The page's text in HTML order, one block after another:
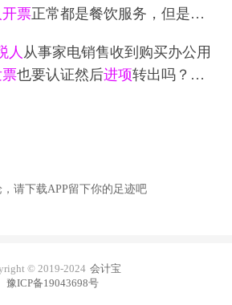
开票正常都是餐饮服务，但是一
扣，小规模纳税人该如何处理
人的要求开具不符合小规模纳
人 从事家电销售收到购买办公用
票也要认证然后进项转出吗？这
请下载APP留下你的足迹吧
© 2019-2024 会计宝
豫ICP备19043698号